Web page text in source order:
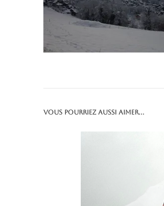
Vous pourriez aussi aimer...